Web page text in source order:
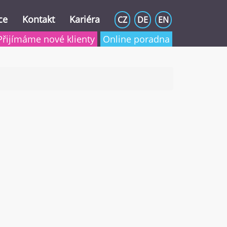
Kontakt Kariéra CZ DE EN
Online poradna
nové klienty